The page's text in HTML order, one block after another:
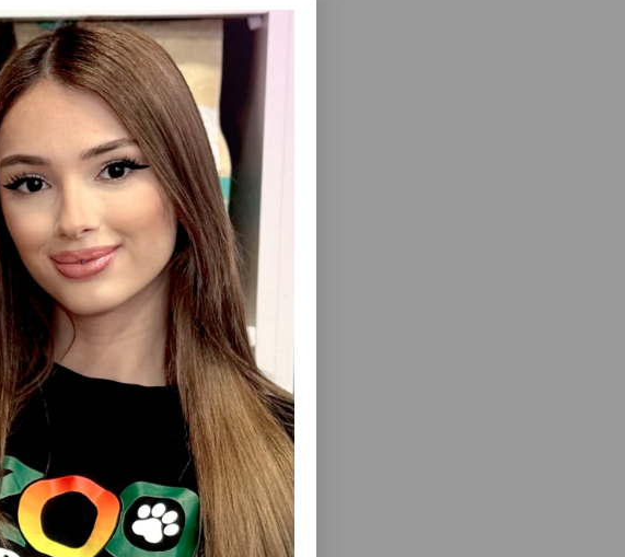
или награду во время
веществами,
питомца
собаки
происхождения
Смотреть Все
TRIXIE SNACK CORN DOGS-
ПИТАТЕЛЬНОЕ ЛАКОМСТВО
ПРИГОТОВЛЕННОЕ ИЗ
МЯСА 100 Г #31749
СКРУЧЕННЫХ С АРОМАТНЫМ КУРИНЫМ